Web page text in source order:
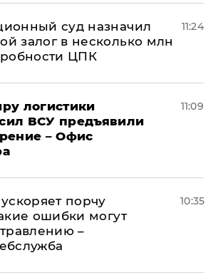
суд назначил
залог в несколько млн
ЦПК
11:24
логистики
ВСУ предъявили
– Офис
11:09
порчу
ошибки могут
–
10:35